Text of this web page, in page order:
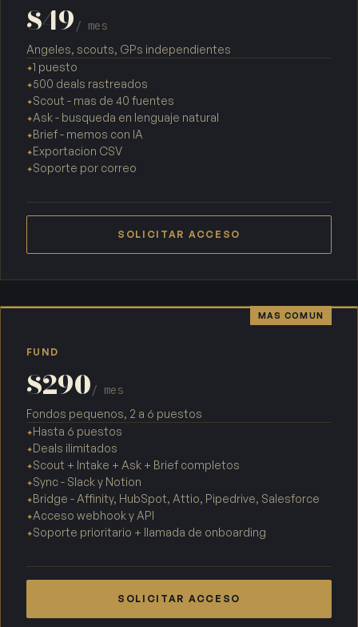
$49 / mes
Angeles, scouts, GPs independientes
✦1 puesto
✦500 deals rastreados
✦Scout - mas de 40 fuentes
✦Ask - busqueda en lenguaje natural
✦Brief - memos con IA
✦Exportacion CSV
✦Soporte por correo
SOLICITAR ACCESO
MAS COMUN
FUND
$290/ mes
Fondos pequenos, 2 a 6 puestos
✦Hasta 6 puestos
✦Deals ilimitados
✦Scout + Intake + Ask + Brief completos
✦Sync - Slack y Notion
✦Bridge - Affinity, HubSpot, Attio, Pipedrive, Salesforce
✦Acceso webhook y API
✦Soporte prioritario + llamada de onboarding
SOLICITAR ACCESO